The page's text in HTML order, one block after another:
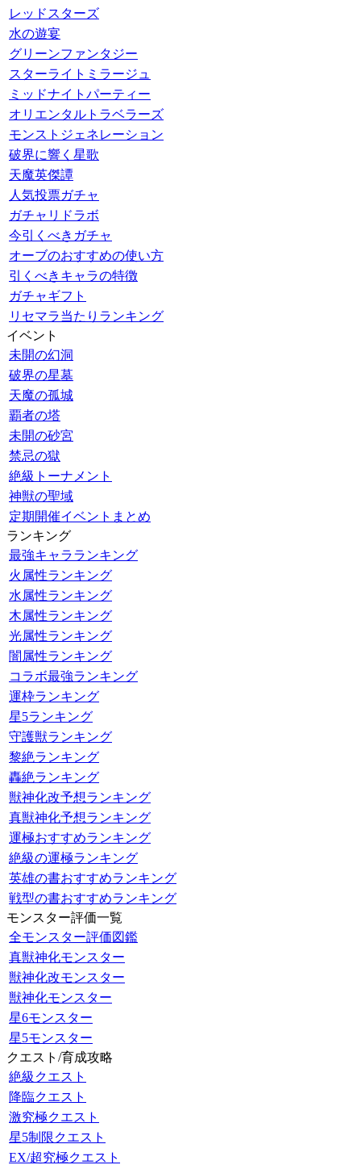
レッドスターズ
水の遊宴
グリーンファンタジー
スターライトミラージュ
ミッドナイトパーティー
オリエンタルトラベラーズ
モンストジェネレーション
破界に響く星歌
天魔英傑譚
人気投票ガチャ
ガチャリドラボ
今引くべきガチャ
オーブのおすすめの使い方
引くべきキャラの特徴
ガチャギフト
リセマラ当たりランキング
イベント
未開の幻洞
破界の星墓
天魔の孤城
覇者の塔
未開の砂宮
禁忌の獄
絶級トーナメント
神獣の聖域
定期開催イベントまとめ
ランキング
最強キャラランキング
火属性ランキング
水属性ランキング
木属性ランキング
光属性ランキング
闇属性ランキング
コラボ最強ランキング
運枠ランキング
星5ランキング
守護獣ランキング
黎絶ランキング
轟絶ランキング
獣神化改予想ランキング
真獣神化予想ランキング
運極おすすめランキング
絶級の運極ランキング
英雄の書おすすめランキング
戦型の書おすすめランキング
モンスター評価一覧
全モンスター評価図鑑
真獣神化モンスター
獣神化改モンスター
獣神化モンスター
星6モンスター
星5モンスター
クエスト/育成攻略
絶級クエスト
降臨クエスト
激究極クエスト
星5制限クエスト
EX/超究極クエスト